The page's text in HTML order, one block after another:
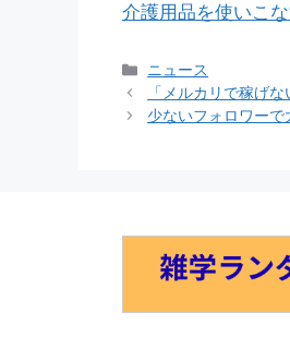
介護用品を使いこ
カ
テ
ゴ
ニュース
「メルカリで稼げ
少ないフォロワー